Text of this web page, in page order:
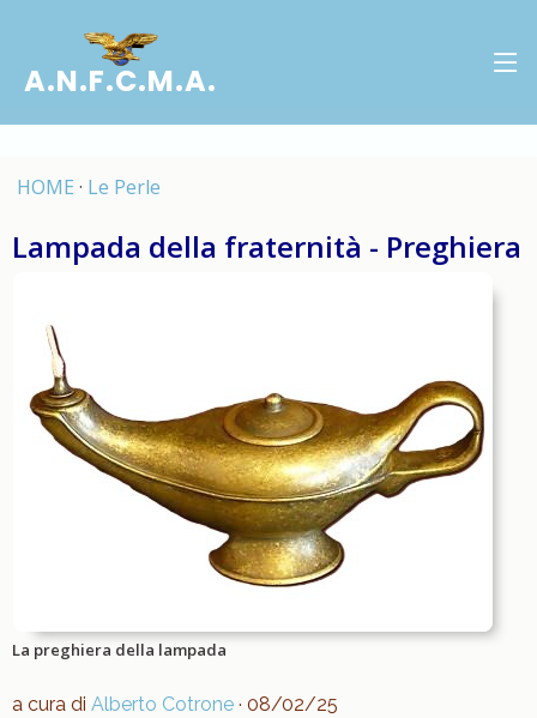
A.N.F.C.M.A.
HOME · Le Perle
Lampada della fraternità - Preghiera
La preghiera della lampada
a cura di Alberto Cotrone· 08/02/25